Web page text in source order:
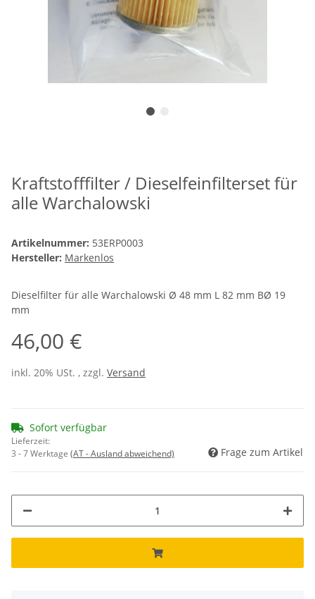
Kraftstofffilter / Dieselfeinfilterset für
alle Warchalowski
Artikelnummer: 53ERP0003
Hersteller: Markenlos
Dieselfilter für alle Warchalowski Ø 48 mm L 82 mm BØ 19
mm
46,00 €
inkl. 20% USt. , zzgl. Versand
Sofort verfügbar
Lieferzeit:
3 - 7 Werktage (AT - Ausland abweichend) Frage zum Artikel